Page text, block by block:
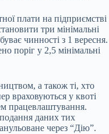
плати на підприємстві
три мінімальні
чинності з 1 вересня.
поріг у 2,5 мінімальні
а також ті, хто
враховуються у квоті
працевлаштування.
даних тих
через “Дію”.